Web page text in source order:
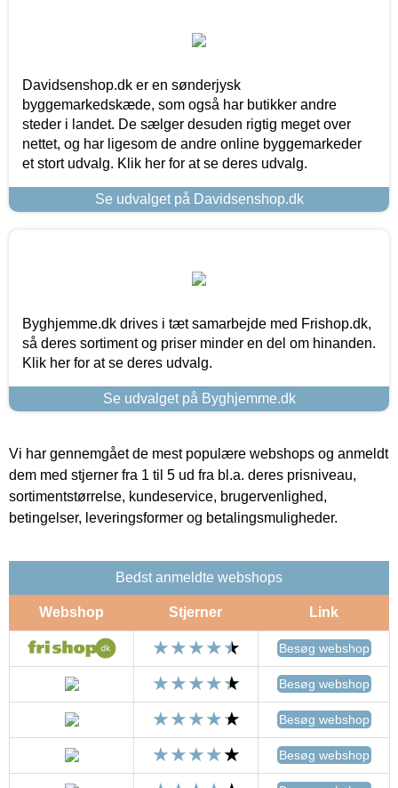
Davidsenshop.dk er en sønderjysk
byggemarkedskæde, som også har butikker andre
steder i landet. De sælger desuden rigtig meget over
nettet, og har ligesom de andre online byggemarkeder
et stort udvalg. Klik her for at se deres udvalg.
Se udvalget på Davidsenshop.dk
Byghjemme.dk drives i tæt samarbejde med Frishop.dk,
så deres sortiment og priser minder en del om hinanden.
Klik her for at se deres udvalg.
Se udvalget på Byghjemme.dk
Vi har gennemgået de mest populære webshops og anmeldt
dem med stjerner fra 1 til 5 ud fra bl.a. deres prisniveau,
sortimentstørrelse, kundeservice, brugervenlighed,
betingelser, leveringsformer og betalingsmuligheder.
Bedst anmeldte webshops
Webshop Stjerner Link
Besøg webshop
Besøg webshop
Besøg webshop
Besøg webshop